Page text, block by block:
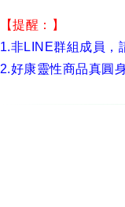
【提醒：】
1.非LINE群組成員，
2.好康靈性商品真圓